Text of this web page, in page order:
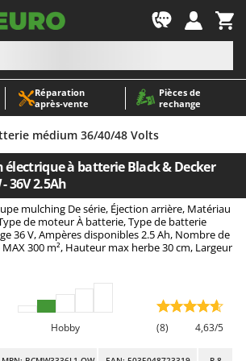
Réparation
après‑vente
Pièces de
rechange
tracteurs tondeuses autoportés
pour gazon
pommes de terre pour tracteur
Électriques
cendres
feuilles sur roues
pour tracteurs
LINE
médium 36/40/48 Volts
électrique à batterie Black & Decker
36V 2.5Ah
mulching De série, Éjection arrière, Matériau
de moteur À batterie, Type de batterie
36 V, Ampères disponibles 2.5 Ah, Nombre de
300 m², Hauteur max herbe 30 cm, Largeur
Hobby (8) 4,63/5